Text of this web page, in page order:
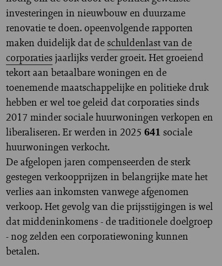
investeringen in nieuwbouw en duurzame
renovatie te doen. opeenvolgende rapporten
maken duidelijk dat deschuldenlast van de
corporatiesjaarlijks verder groeit. Het groeiend
tekort aan betaalbare woningen en de
toenemende maatschappelijke en politieke druk
hebben er wel toe geleid dat corporaties sinds
2017 minder sociale huurwoningen verkopen en
liberaliseren. Er werden in 2025 641 sociale
huurwoningen verkocht.
De afgelopen jaren compenseerden de sterk
gestegen verkoopprijzen in belangrijke mate het
verlies aan inkomsten vanwege afgenomen
verkoop. Het gevolg van die prijsstijgingen is wel
dat middeninkomens - de traditionele doelgroep
- nog zelden een corporatiewoning kunnen
betalen.